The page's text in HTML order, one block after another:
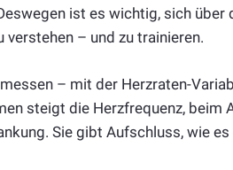
ist es wichtig, sich über
verstehen – und zu trainieren.
– mit der Herzraten-
steigt die Herzfrequenz, beim
Sie gibt Aufschluss, wie